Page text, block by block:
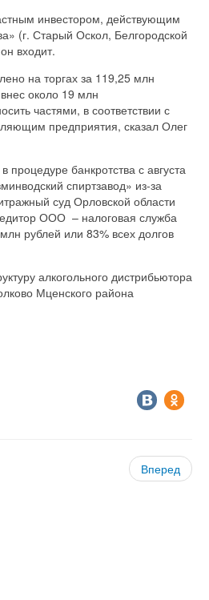
инвестором, действующим
(г. Старый Оскол, Белгородской
входит.
на торгах за 119,25 млн
около 19 млн
частями, в соответствии с
предприятия, сказал Олег
банкротства с августа
спиртзавод» из-за
суд Орловской области
ООО – налоговая служба
рублей или 83% всех долгов
алкогольного дистрибьютора
Мценского района
Вперед